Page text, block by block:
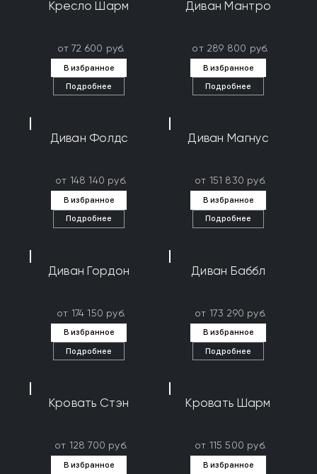
Кресло Шарм
от 72 600 руб.
В избранное
Подробнее
Диван Мантро
от 289 800 руб.
В избранное
Подробнее
Диван Фолдс
от 148 140 руб.
В избранное
Подробнее
Диван Магнус
от 151 830 руб.
В избранное
Подробнее
Диван Гордон
от 174 150 руб.
В избранное
Подробнее
Диван Баббл
от 173 290 руб.
В избранное
Подробнее
Кровать Стэн
от 128 700 руб.
В избранное
Кровать Шарм
от 115 500 руб.
В избранное